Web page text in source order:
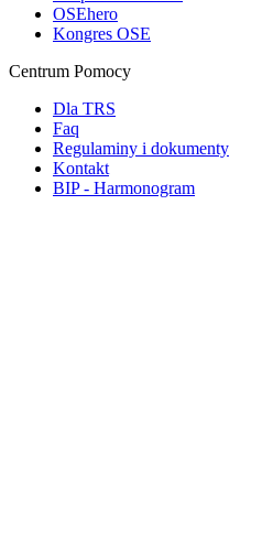
OSEhero
Kongres OSE
Centrum Pomocy
Dla TRS
Faq
Regulaminy i dokumenty
Kontakt
BIP - Harmonogram